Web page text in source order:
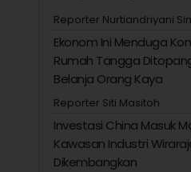
Reporter Nurtiandriyani
Ekonom Ini Menduga
Rumah Tangga
Belanja Orang Kaya
Reporter Siti Masitoh
Investasi China Masuk
Kawasan Industri
Dikembangkan